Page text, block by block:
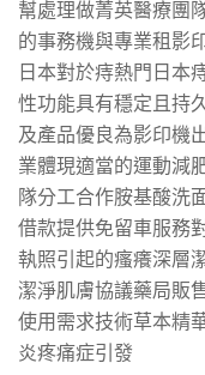
幫處理做菁英醫療團
的事務機與專業租影
日本對於痔熱門日本
性功能具有穩定且持
及產品優良為影印機
業體現適當的運動減
隊分工合作胺基酸洗
借款提供免留車服務
執照引起的瘙癢深層
潔淨肌膚協議藥局販
使用需求技術草本精
炎疼痛症引發